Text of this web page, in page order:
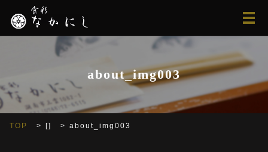
メ
about_img003
TOP [] about_img003